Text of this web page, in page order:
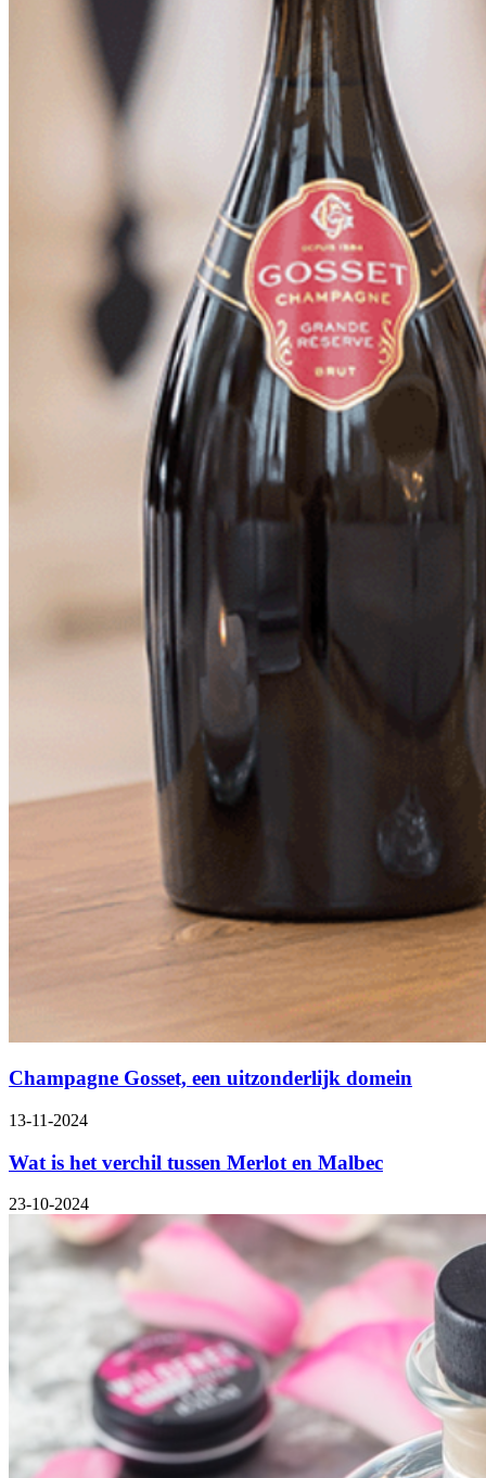
Champagne Gosset, een uitzonderlijk domein
13-11-2024
Wat is het verchil tussen Merlot en Malbec
23-10-2024